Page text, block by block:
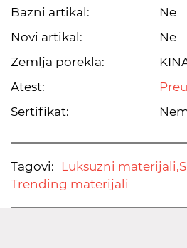
Bazni artikal:
Ne
Novi artikal:
Ne
Zemlja porekla:
Atest:
Sertifikat:
Tagovi: Luksuzni materijali,
Trending materijali